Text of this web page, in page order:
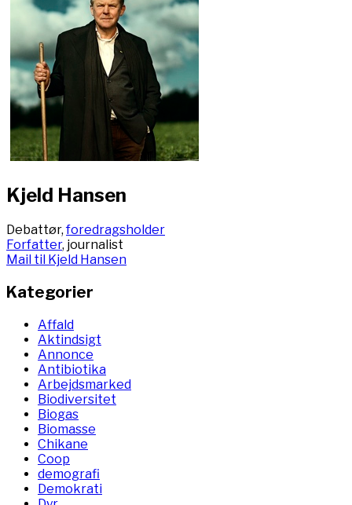
Kjeld Hansen
Debattør,foredragsholder
Forfatter, journalist
Mail til Kjeld Hansen
Kategorier
Affald
Aktindsigt
Annonce
Antibiotika
Arbejdsmarked
Biodiversitet
Biogas
Biomasse
Chikane
Coop
demografi
Demokrati